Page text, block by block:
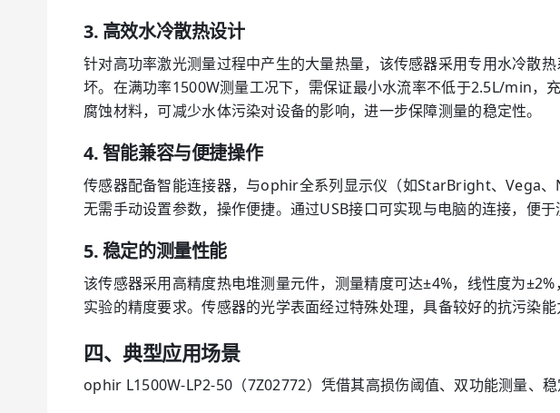
3. 高效水冷散热设计
针对高功率激光测量过程中产生的大量热量，该传感器采用专用水冷散
坏。在满功率1500W测量工况下，需保证最小水流率不低于2.5L/min，
腐蚀材料，可减少水体污染对设备的影响，进一步保障测量的稳定性。
4. 智能兼容与便捷操作
传感器配备智能连接器，与ophir全系列显示仪（如StarBright、Vega、
无需手动设置参数，操作便捷。通过USB接口可实现与电脑的连接，便
5. 稳定的测量性能
该传感器采用高精度热电堆测量元件，测量精度可达±4%，线性度为
实验的精度要求。传感器的光学表面经过特殊处理，具备较好的抗污染
四、典型应用场景
ophir L1500W-LP2-50（7Z02772）凭借其高损伤阈值、双功能测量、